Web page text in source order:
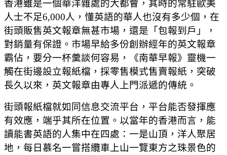
香港雖是一個華洋雜處的大都會，其時的常駐歐美
人士不足6,000人，懂英語的華人也沒有多少個，在
街頭販售英文報章無甚市場，還是「包報到戶」，
對銷量有保證。市場早給多份創辦經年的英文報章
霸佔，要分一杯羹談何容易，《南華早報》靈機一
觸在街邊設立報紙檔，採零售模式售賣報紙，突破
長久以來，英文報章由專人上門派遞的傳統。
街頭報紙檔就如同信息交流平台，平台能否發揮應
有效應，端乎其所在位置。以當年的香港而言，能
讀能書英語的人集中在四處：一是山頂，洋人聚居
地，每日慕名一嘗搭纜車上山一覽東方之珠景色的